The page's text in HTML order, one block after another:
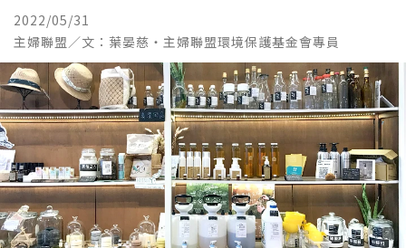
2022/05/31
主婦聯盟／文：葉晏慈‧主婦聯盟環境保護基金會專員